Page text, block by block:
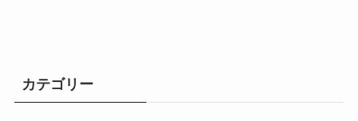
カテゴリー